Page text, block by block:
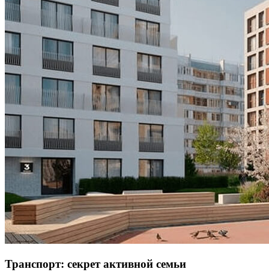
Транспорт: секрет активной семьи